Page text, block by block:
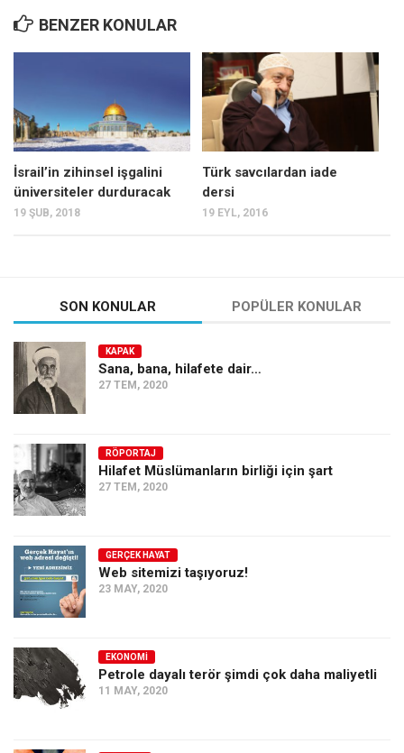
Ekonomi
Spor
Sağlık
Gıda-Beslenme
Hayat
Türkiye
Asya
Afrika
İslam Dünyası
Tarih
Düşünce
BENZER KONULAR
İsrail’in zihinsel işgalini
üniversiteler durduracak
19 ŞUB, 2018
Türk savcılardan iade
dersi
19 EYL, 2016
SON KONULAR POPÜLER KONULAR
KAPAK
Sana, bana, hilafete dair…
27 TEM, 2020
RÖPORTAJ
Hilafet Müslümanların birliği için şart
27 TEM, 2020
GERÇEK HAYAT
Web sitemizi taşıyoruz!
23 MAY, 2020
EKONOMI
Petrole dayalı terör şimdi çok daha maliyetli
11 MAY, 2020